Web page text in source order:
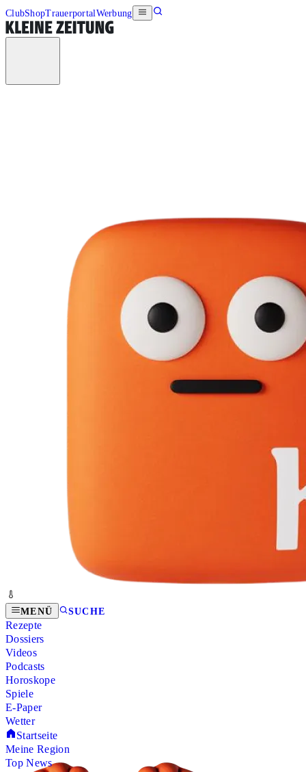
ClubShopTrauerportalWerbung
MENÜ SUCHE
Rezepte
Dossiers
Videos
Podcasts
Horoskope
Spiele
E-Paper
Wetter
Startseite
Meine Region
Top News